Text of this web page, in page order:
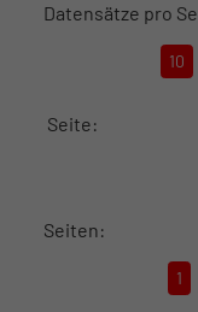
Datensätze pro
10
Seite:
Seiten:
1